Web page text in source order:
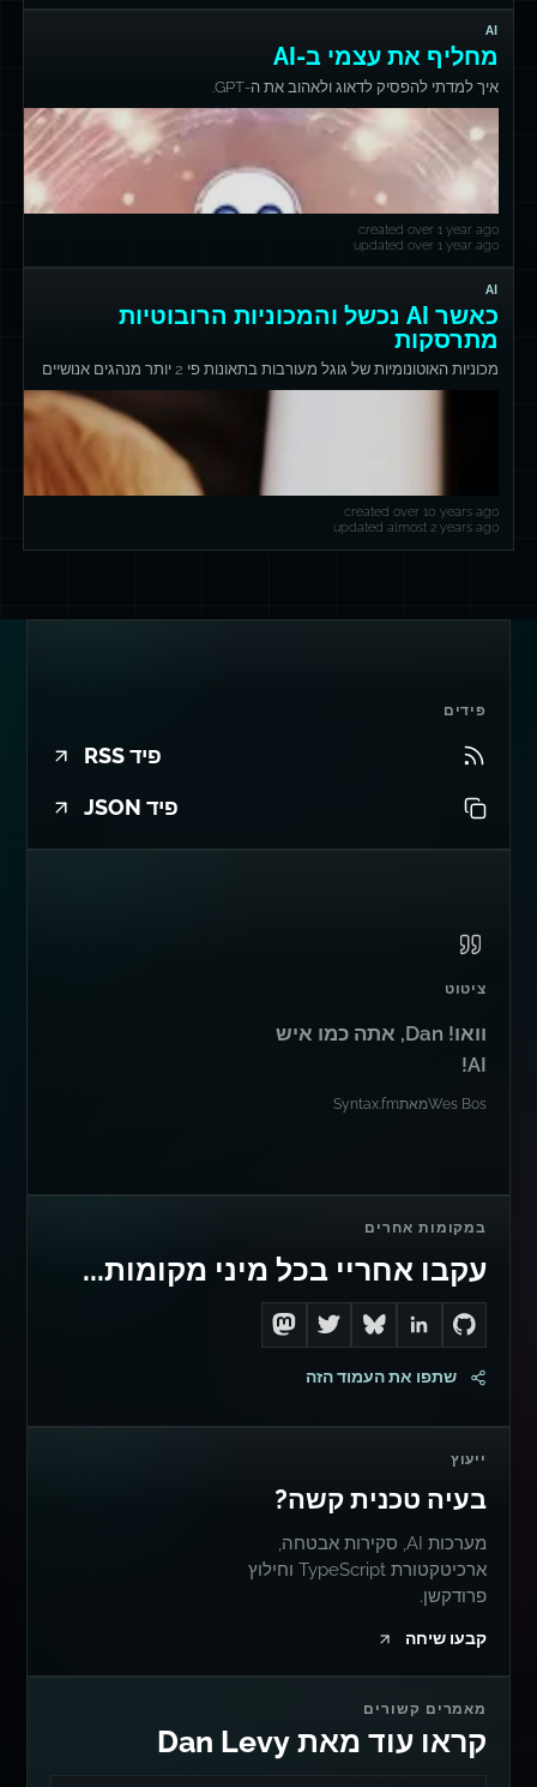
AI
מחליף את עצמי ב-AI
איך למדתי להפסיק לדאוג ולאהוב את ה-GPT.
created over 1 year ago
updated over 1 year ago
AI
כאשר AI נכשל והמכוניות הרובוטיות
מתרסקות
מכוניות האוטונומיות של גוגל מעורבות בתאונות פי 2 יותר מנהגים אנושיים
created over 10 years ago
updated almost 2 years ago
פידים
פיד RSS
פיד JSON
ציטוט
וואו! Dan, אתה כמו איש
AI!
Wes BosמאתSyntax.fm
במקומות אחרים
עקבו אחריי בכל מיני מקומות...
Go to Dan's GitHub
Connect with me on LinkedIn
Follow me on Bluesky
Follow me on Twitter
Follow me on Mastodon
שתפו את העמוד הזה
ייעוץ
בעיה טכנית קשה?
מערכות AI, סקירות אבטחה,
ארכיטקטורת TypeScript וחילוץ
פרודקשן.
קבעו שיחה
מאמרים קשורים
קראו עוד מאת Dan Levy